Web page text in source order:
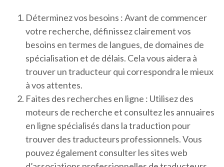
Déterminez vos besoins : Avant de commencer
votre recherche, définissez clairement vos
besoins en termes de langues, de domaines de
spécialisation et de délais. Cela vous aidera à
trouver un traducteur qui correspondra le mieux
à vos attentes.
Faites des recherches en ligne : Utilisez des
moteurs de recherche et consultez les annuaires
en ligne spécialisés dans la traduction pour
trouver des traducteurs professionnels. Vous
pouvez également consulter les sites web